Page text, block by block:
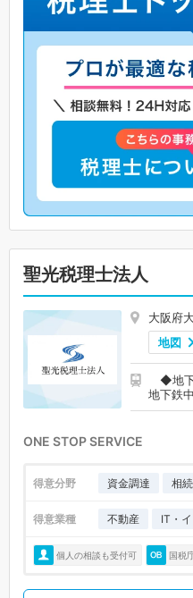
聖光税理士法人
大阪府
地図
◆地
地下鉄
ONE STOP SERVICE
得意分野 資金調達 相
得意業種 不動産 IT・
個人の相談も受付可 国税